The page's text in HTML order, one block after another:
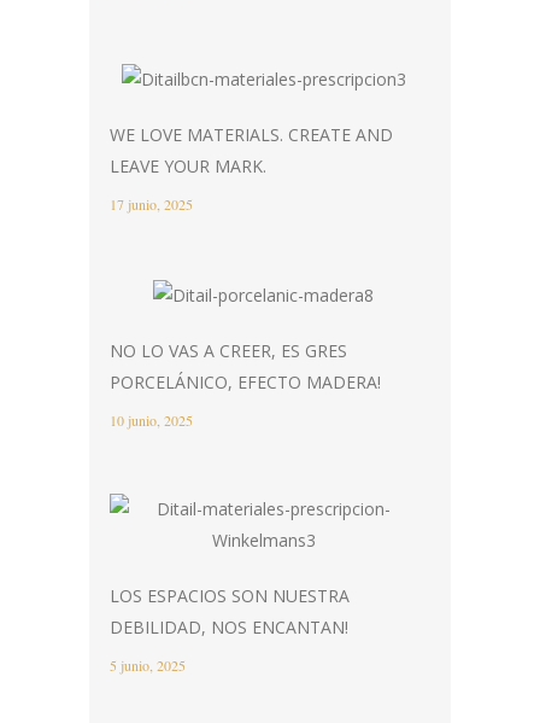
WE LOVE MATERIALS. CREATE AND
LEAVE YOUR MARK.
17 junio, 2025
NO LO VAS A CREER, ES GRES
PORCELÁNICO, EFECTO MADERA!
10 junio, 2025
LOS ESPACIOS SON NUESTRA
DEBILIDAD, NOS ENCANTAN!
5 junio, 2025